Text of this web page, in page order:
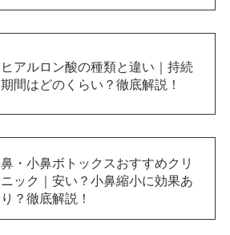
ヒアルロン酸の種類と違い｜持続
期間はどのくらい？徹底解説！
鼻・小鼻ボトックスおすすめクリ
ニック｜安い？小鼻縮小に効果あ
り？徹底解説！